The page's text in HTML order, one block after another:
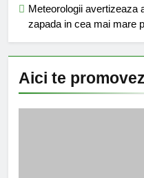
Meteorologii avertizeaza
zapada in cea mai mare
Aici te